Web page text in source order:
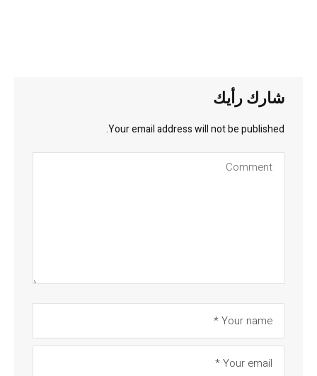
شارك رأيك
Your email address will not be published.